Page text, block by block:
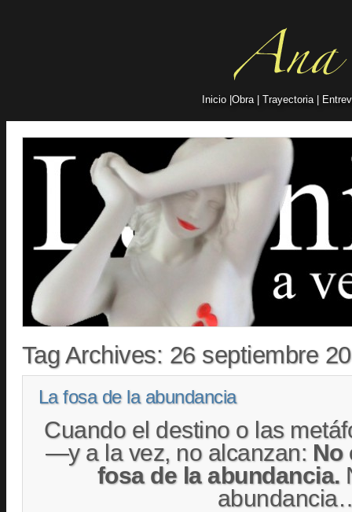
Inicio Obra Trayectoria|
Tag Archives: 26 septiembre
La fosa de la abundancia
Cuando el destino o las
—y a la vez, no alcanzan: No
fosa de la abundancia.